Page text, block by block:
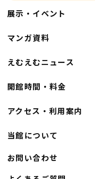
展示・イベント
マンガ資料
えむえむニュース
開館時間・料金
アクセス・利用案内
当館について
お問い合わせ